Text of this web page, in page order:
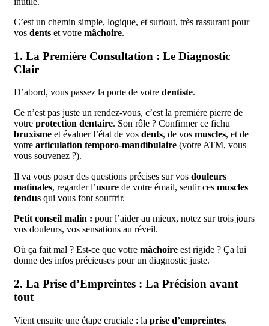
C’est un chemin simple, logique, et surtout, très rassurant pour
vos dents et votre mâchoire.
1. La Première Consultation : Le Diagnostic
Clair
D’abord, vous passez la porte de votre dentiste.
Ce n’est pas juste un rendez-vous, c’est la première pierre de
votre protection dentaire. Son rôle ? Confirmer ce fichu
bruxisme et évaluer l’état de vos dents, de vos muscles, et de
votre articulation temporo-mandibulaire (votre ATM, vous
vous souvenez ?).
Il va vous poser des questions précises sur vos douleurs
matinales, regarder l’usure de votre émail, sentir ces muscles
tendus qui vous font souffrir.
Petit conseil malin : pour l’aider au mieux, notez sur trois jours
vos douleurs, vos sensations au réveil.
Où ça fait mal ? Est-ce que votre mâchoire est rigide ? Ça lui
donne des infos précieuses pour un diagnostic juste.
2. La Prise d’Empreintes : La Précision avant
tout
Vient ensuite une étape cruciale : la prise d’empreintes.